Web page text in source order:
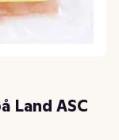
Land ASC